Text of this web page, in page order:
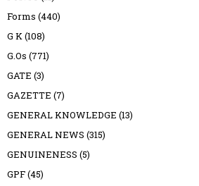
Forms (440)
G K(108)
G.Os (771)
GATE (3)
GAZETTE (7)
GENERAL KNOWLEDGE (13)
GENERAL NEWS (315)
GENUINENESS (5)
GPF(45)